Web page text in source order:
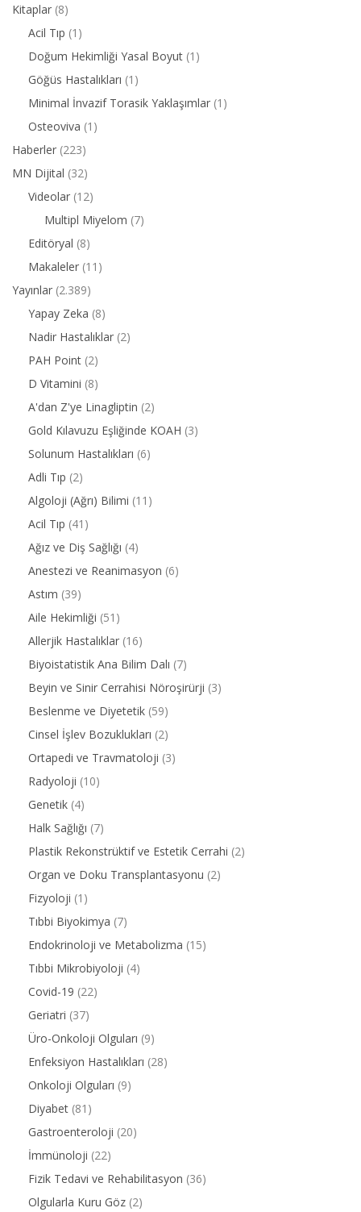
Kitaplar (8)
Acil Tıp (1)
Doğum Hekimliği Yasal Boyut (1)
Göğüs Hastalıkları (1)
Minimal İnvazif Torasik Yaklaşımlar (1)
Osteoviva (1)
Haberler (223)
MN Dijital (32)
Videolar (12)
Multipl Miyelom (7)
Editöryal (8)
Makaleler (11)
Yayınlar (2.389)
Yapay Zeka (8)
Nadir Hastalıklar (2)
PAH Point (2)
D Vitamini (8)
A'dan Z'ye Linagliptin (2)
Gold Kılavuzu Eşliğinde KOAH (3)
Solunum Hastalıkları (6)
Adli Tıp (2)
Algoloji (Ağrı) Bilimi (11)
Acil Tıp (41)
Ağız ve Diş Sağlığı (4)
Anestezi ve Reanimasyon (6)
Astım (39)
Aile Hekimliği (51)
Allerjik Hastalıklar (16)
Biyoistatistik Ana Bilim Dalı (7)
Beyin ve Sinir Cerrahisi Nöroşirürji (3)
Beslenme ve Diyetetik (59)
Cinsel İşlev Bozuklukları (2)
Ortapedi ve Travmatoloji (3)
Radyoloji (10)
Genetik (4)
Halk Sağlığı (7)
Plastik Rekonstrüktif ve Estetik Cerrahi (2)
Organ ve Doku Transplantasyonu (2)
Fizyoloji (1)
Tıbbi Biyokimya (7)
Endokrinoloji ve Metabolizma (15)
Tıbbi Mikrobiyoloji (4)
Covid-19 (22)
Geriatri (37)
Üro-Onkoloji Olguları (9)
Enfeksiyon Hastalıkları (28)
Onkoloji Olguları (9)
Diyabet (81)
Gastroenteroloji (20)
İmmünoloji (22)
Fizik Tedavi ve Rehabilitasyon (36)
Olgularla Kuru Göz (2)